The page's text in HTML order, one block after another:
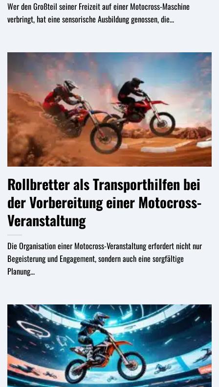
Wer den Großteil seiner Freizeit auf einer Motocross-Maschine
verbringt, hat eine sensorische Ausbildung genossen, die...
Rollbretter als Transporthilfen bei
der Vorbereitung einer Motocross-
Veranstaltung
Die Organisation einer Motocross-Veranstaltung erfordert nicht nur
Begeisterung und Engagement, sondern auch eine sorgfältige
Planung...